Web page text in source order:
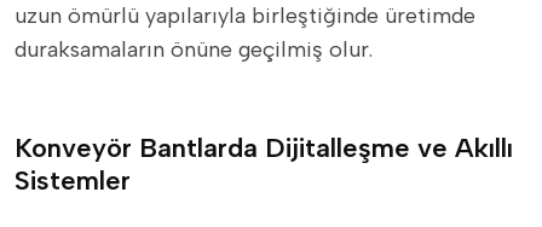
uzun ömürlü yapılarıyla birleştiğinde üretimde
duraksamaların önüne geçilmiş olur.
Konveyör Bantlarda Dijitalleşme ve Akıllı
Sistemler